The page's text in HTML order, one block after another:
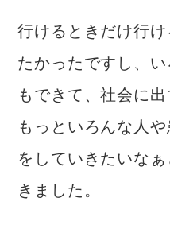
行けるときだけ行
たかったですし、
もできて、社会に出
もっといろんな人
をしていきたいな
きました。